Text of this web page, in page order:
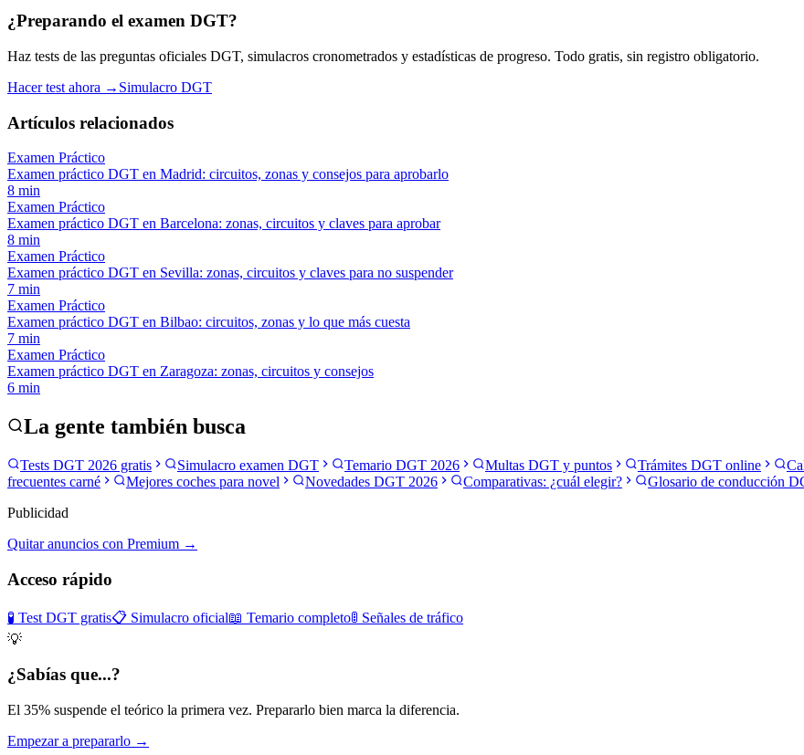
¿Preparando el examen DGT?
Haz tests de las preguntas oficiales DGT, simulacros cronometrados y estadísticas de progreso. Todo gratis, sin registro obligatorio.
Hacer test ahora → Simulacro DGT
Artículos relacionados
Examen Práctico
Examen práctico DGT en Madrid: circuitos, zonas y consejos para aprobarlo
8 min
Examen Práctico
Examen práctico DGT en Barcelona: zonas, circuitos y claves para aprobar
8 min
Examen Práctico
Examen práctico DGT en Sevilla: zonas, circuitos y claves para no suspender
7 min
Examen Práctico
Examen práctico DGT en Bilbao: circuitos, zonas y lo que más cuesta
7 min
Examen Práctico
Examen práctico DGT en Zaragoza: zonas, circuitos y consejos
6 min
La gente también busca
Tests DGT 2026 gratis Simulacro examen DGT Temario DGT 2026 Multas DGT y puntos Trámites DGT online
frecuentes carné
Mejores coches para novel Novedades DGT 2026 Comparativas: ¿cuál elegir? Glosario de conducción
Publicidad
Quitar anuncios con Premium →
Acceso rápido
🧪 Test DGT gratis📋 Simulacro oficial📖 Temario completo🚦 Señales de tráfico
💡
¿Sabías que...?
El 35% suspende el teórico la primera vez. Prepararlo bien marca la diferencia.
Empezar a prepararlo →